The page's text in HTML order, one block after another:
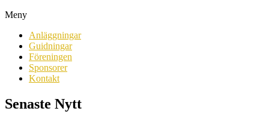
Meny
Anläggningar
Guidningar
Föreningen
Sponsorer
Kontakt
Senaste Nytt